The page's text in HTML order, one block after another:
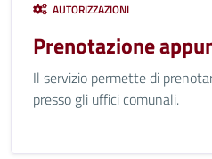
AUTORIZZAZIONI
Prenotazione
Il servizio permette di
presso gli uffici comunali.